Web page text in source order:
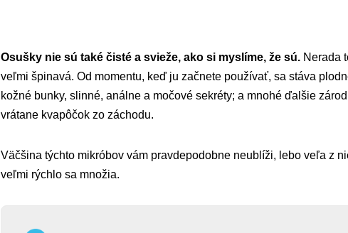
Osušky nie sú také čisté a svieže, ako si myslíme, že sú. Nerada
veľmi špinavá. Od momentu, keď ju začnete používať, sa stáva
kožné bunky, slinné, análne a močové sekréty; a mnohé ďalšie
vrátane kvapôčok zo záchodu.
Väčšina týchto mikróbov vám pravdepodobne neublíži, lebo veľa z
veľmi rýchlo sa množia.